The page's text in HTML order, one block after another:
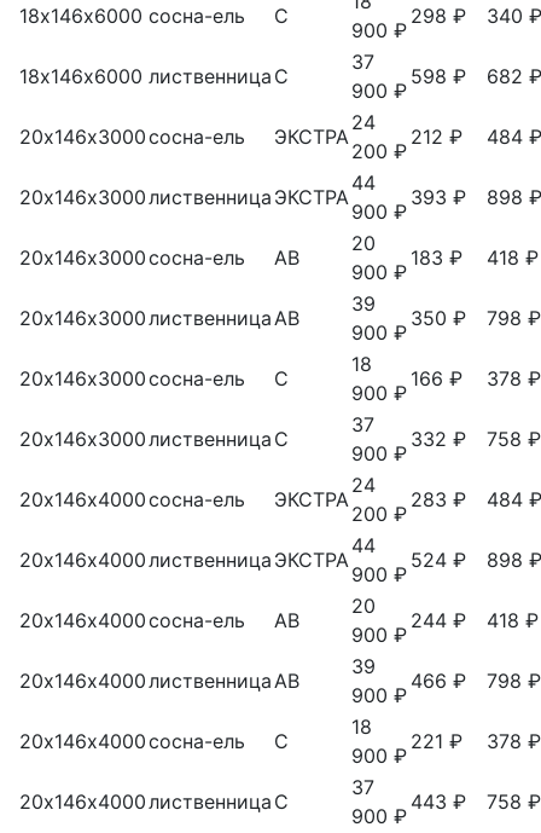
18х146х6000 сосна-ель С
900 ₽
298 ₽ 340 ₽
18х146х6000 лиственница С
37
900 ₽
598 ₽ 682 ₽
20х146х3000сосна-ель ЭКСТРА
24
200 ₽
212 ₽ 484 ₽
20х146х3000лиственница ЭКСТРА
44
900 ₽
393 ₽ 898 ₽
20х146х3000сосна-ель АВ
20
900 ₽
183 ₽ 418 ₽
20х146х3000лиственница АВ
39
900 ₽
350 ₽ 798 ₽
20х146х3000сосна-ель С
18
900 ₽
166 ₽ 378 ₽
20х146х3000лиственница С
37
900 ₽
332 ₽ 758 ₽
20х146х4000сосна-ель ЭКСТРА
24
200 ₽
283 ₽ 484 ₽
20х146х4000лиственница ЭКСТРА
44
900 ₽
524 ₽ 898 ₽
20х146х4000сосна-ель АВ
20
900 ₽
244 ₽ 418 ₽
20х146х4000лиственница АВ
39
900 ₽
466 ₽ 798 ₽
20х146х4000сосна-ель С
18
900 ₽
221 ₽ 378 ₽
20х146х4000лиственница С
37
900 ₽
443 ₽ 758 ₽